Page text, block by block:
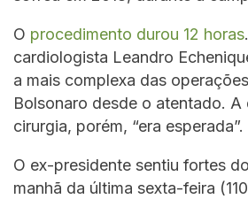
O procedimento durou 12 horas
cardiologista Leandro
a mais complexa das
Bolsonaro desde o atentado. A
cirurgia, porém, “era esperada”.
O ex-presidente sentiu fortes
manhã da última sexta-feira